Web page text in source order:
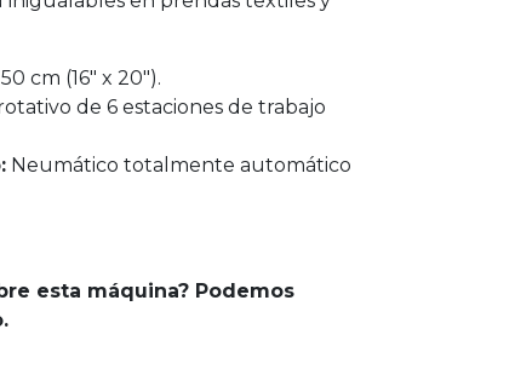
cm (16" x 20").
de 6 estaciones de trabajo
Neumático totalmente automático
esta máquina? Podemos